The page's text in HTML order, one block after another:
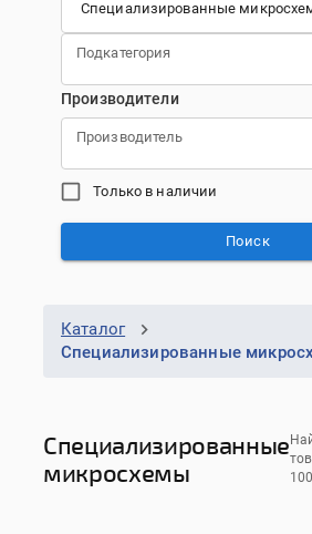
Подкатегория
Производители
Производитель
Только в наличии
Поиск
Каталог
Специализированные
Специализированные
микросхемы